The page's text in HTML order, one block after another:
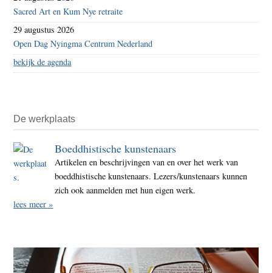
Sacred Art en Kum Nye retraite
29 augustus 2026
Open Dag Nyingma Centrum Nederland
bekijk de agenda
De werkplaats
Boeddhistische kunstenaars
Artikelen en beschrijvingen van en over het werk van
boeddhistische kunstenaars. Lezers/kunstenaars kunnen
zich ook aanmelden met hun eigen werk.
lees meer »